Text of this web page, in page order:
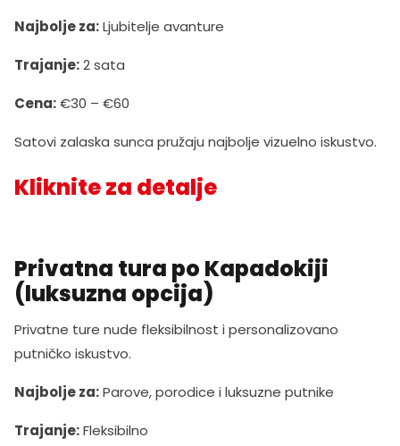
Najbolje za:Ljubitelje avanture
Trajanje:2 sata
Cena:€30 – €60
Satovi zalaska sunca pružaju najbolje vizuelno iskustvo.
Kliknite za detalje
Privatna tura po Kapadokiji
(luksuzna opcija)
Privatne ture nude fleksibilnost i personalizovano
putničko iskustvo.
Najbolje za:Parove, porodice i luksuzne putnike
Trajanje:Fleksibilno